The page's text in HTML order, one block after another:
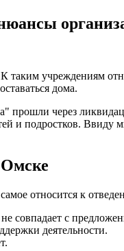
таким учреждениям
дома.
прошли через
и подростков.
относится к
совпадает с
деятельности.